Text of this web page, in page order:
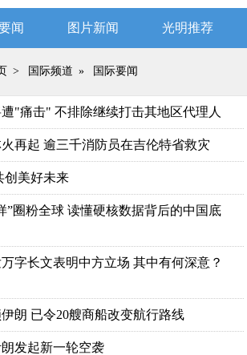
闻 图片新闻 光明推荐
> 国际频道 » 国际要闻
"痛击" 不排除继续打击其地区代理人
再起 逾三千消防员在吉伦特省救灾
创美好未来
”圈粉全球 读懂硬核数据背后的中国底
字长文表明中方立场 其中有何深意？
朗 已令20艘商船改变航行路线
发起新一轮空袭